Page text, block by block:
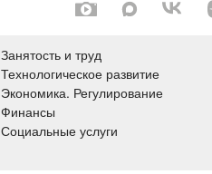
Занятость и труд
Технологическое развитие
Экономика. Регулирование
Финансы
Социальные услуги